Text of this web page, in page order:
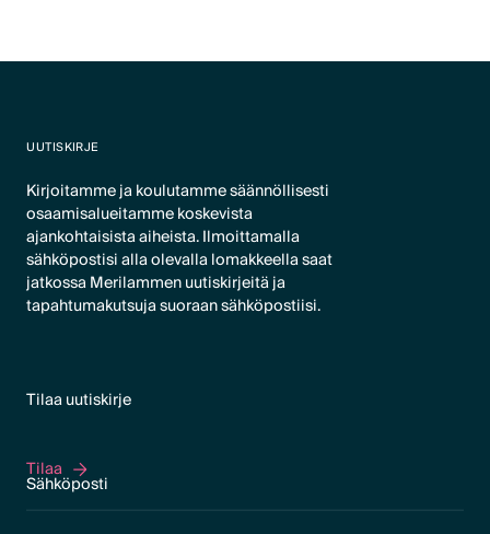
UUTISKIRJE
Kirjoitamme ja koulutamme säännöllisesti
osaamisalueitamme koskevista
ajankohtaisista aiheista. Ilmoittamalla
sähköpostisi alla olevalla lomakkeella saat
jatkossa Merilammen uutiskirjeitä ja
tapahtumakutsuja suoraan sähköpostiisi.
Tilaa uutiskirje
Tilaa
Tilaa